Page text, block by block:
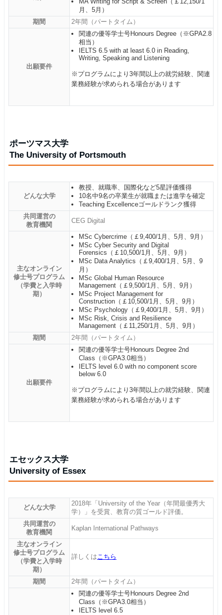
月、5月）
期間
2年間（パートタイム）
出願要件
関連の優等学士号Honours Degree（※GPA2.8
相当）
IELTS 6.5 with at least 6.0 in Reading,
Writing, Speaking and Listening
※プログラムにより3年間以上の就労経験、関連
業務経験が求められる場合があります
ポーツマス大学
The University of Portsmouth
どんな大学
教授、就職率、国際化など5星評価獲得
10名中9名の卒業生が就職または進学を確定
Teaching Excellenceゴールドランク獲得
共同運営の
教育機関
CEG Digital
主なオンライン
修士号プログラム
（学費と入学時
期）
MSc Cybercrime（￡9,400/1月、5月、9月）
MSc Cyber Security and Digital
Forensics（￡10,500/1月、5月、9月）
MSc Data Analytics（￡9,400/1月、5月、9
月）
MSc Global Human Resource
Management（￡9,500/1月、5月、9月）
MSc Project Management for
Construction（￡10,500/1月、5月、9月）
MSc Psychology（￡9,400/1月、5月、9月）
MSc Risk, Crisis and Resilience
Management（￡11,250/1月、5月、9月）
期間
2年間（パートタイム）
出願要件
関連の優等学士号Honours Degree 2nd
Class（※GPA3.0相当）
IELTS level 6.0 with no component score
below 6.0
※プログラムにより3年間以上の就労経験、関連
業務経験が求められる場合があります
エセックス大学
University of Essex
どんな大学
2018年「University of the Year（年間最優秀大
学）」を受賞、教育の質ゴールド評価。
共同運営の
教育機関
Kaplan International Pathways
主なオンライン
修士号プログラム
（学費と入学時
期）
詳しくはこちら
期間 2年間（パートタイム）
関連の優等学士号Honours Degree 2nd
Class（※GPA3.0相当）
IELTS level 6.5